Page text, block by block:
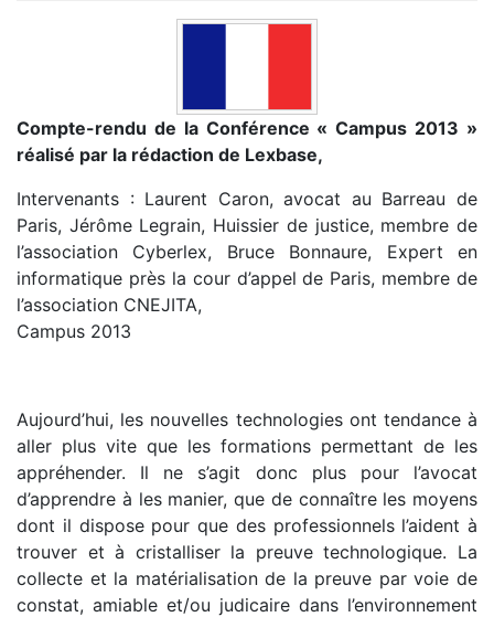
Compte-rendu de la Conférence « Campus 2013 »
réalisé par la rédaction de Lexbase,
Intervenants : Laurent Caron, avocat au Barreau de
Paris, Jérôme Legrain, Huissier de justice, membre de
l’association Cyberlex, Bruce Bonnaure, Expert en
informatique près la cour d’appel de Paris, membre de
l’association CNEJITA,
Campus 2013
Aujourd’hui, les nouvelles technologies ont tendance à
aller plus vite que les formations permettant de les
appréhender. Il ne s’agit donc plus pour l’avocat
d’apprendre à les manier, que de connaître les moyens
dont il dispose pour que des professionnels l’aident à
trouver et à cristalliser la preuve technologique. La
collecte et la matérialisation de la preuve par voie de
constat, amiable et/ou judicaire dans l’environnement